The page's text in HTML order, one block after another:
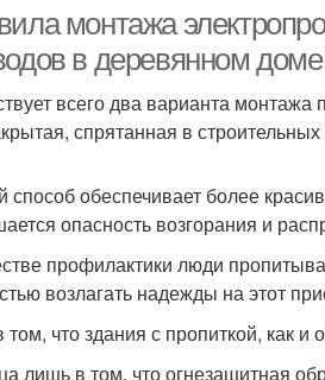
монтажа
в деревянном
всего два варианта монтажа
спрятанная в строительных
способ обеспечивает более
опасность возгорания и
профилактики люди
возлагать надежды на этот
том, что здания с пропиткой, как
лишь в том, что огнезащитная